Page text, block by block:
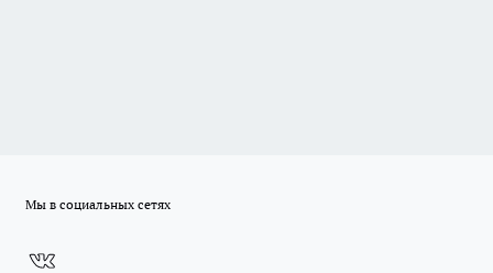
Мы в социальных сетях